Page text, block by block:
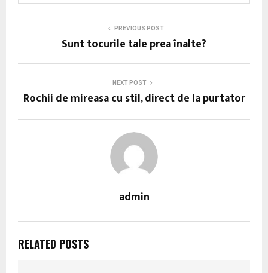
PREVIOUS POST
Sunt tocurile tale prea înalte?
NEXT POST
Rochii de mireasa cu stil, direct de la purtator
admin
RELATED POSTS